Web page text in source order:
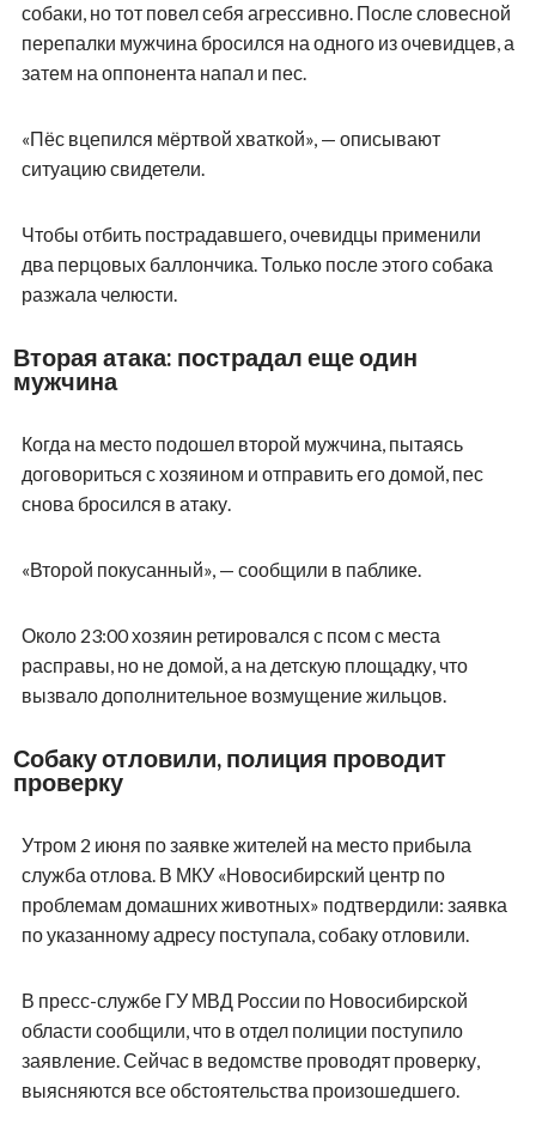
собаки, но тот повел себя агрессивно. После словесной
перепалки мужчина бросился на одного из очевидцев, а
затем на оппонента напал и пес.
«Пёс вцепился мёртвой хваткой», — описывают
ситуацию свидетели.
Чтобы отбить пострадавшего, очевидцы применили
два перцовых баллончика. Только после этого собака
разжала челюсти.
Вторая атака: пострадал еще один
мужчина
Когда на место подошел второй мужчина, пытаясь
договориться с хозяином и отправить его домой, пес
снова бросился в атаку.
«Второй покусанный», — сообщили в паблике.
Около 23:00 хозяин ретировался с псом с места
расправы, но не домой, а на детскую площадку, что
вызвало дополнительное возмущение жильцов.
Собаку отловили, полиция проводит
проверку
Утром 2 июня по заявке жителей на место прибыла
служба отлова. В МКУ «Новосибирский центр по
проблемам домашних животных» подтвердили: заявка
по указанному адресу поступала, собаку отловили.
В пресс-службе ГУ МВД России по Новосибирской
области сообщили, что в отдел полиции поступило
заявление. Сейчас в ведомстве проводят проверку,
выясняются все обстоятельства произошедшего.